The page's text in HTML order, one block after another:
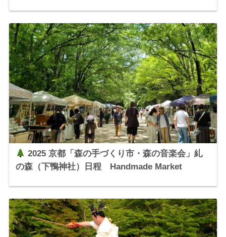
2025 京都「森の手づくり市・森の音楽会」糺
の森（下鴨神社）日程 Handmade Market